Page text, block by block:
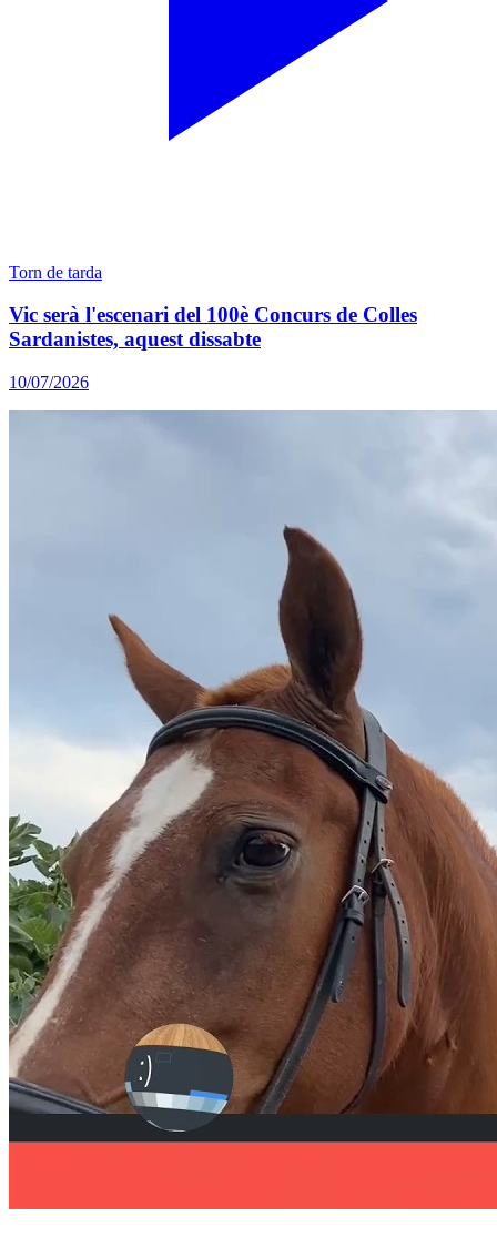
Torn de tarda
Vic serà l'escenari del 100è Concurs de Colles
Sardanistes, aquest dissabte
10/07/2026